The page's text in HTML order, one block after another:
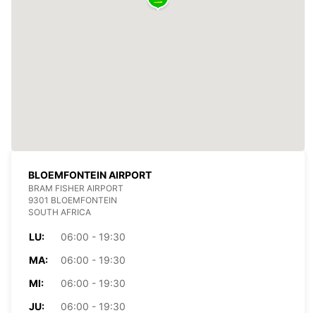
BLOEMFONTEIN AIRPORT
BRAM FISHER AIRPORT
9301 BLOEMFONTEIN
SOUTH AFRICA
LU:
06:00 - 19:30
MA:
06:00 - 19:30
MI:
06:00 - 19:30
JU:
06:00 - 19:30